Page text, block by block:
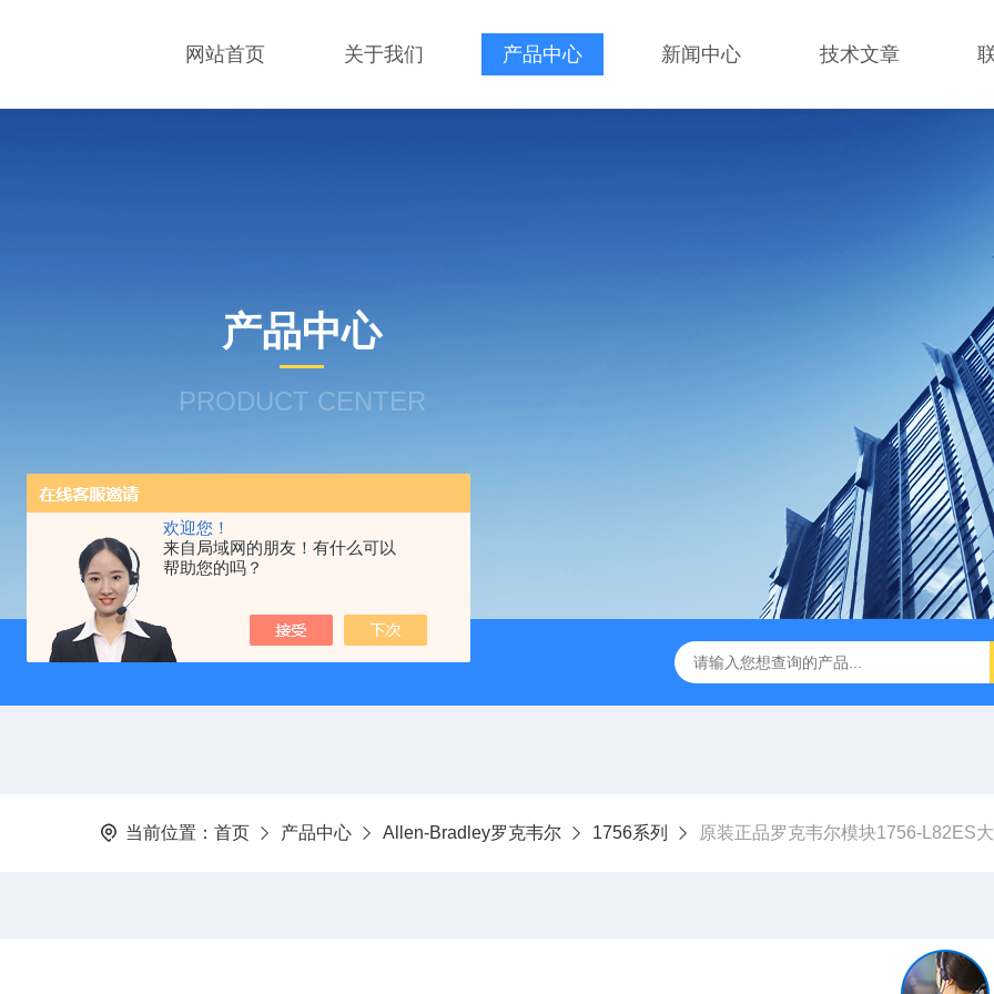
欢迎您！
来自局域网的朋友！有什么可以
帮助您的吗？
网站首页 关于我们 产品中心 新闻中心 技术文章
产品中心
PRODUCT CENTER
当前位置： 首页 产品中心 Allen-Bradley罗克韦尔 1756系列 原装正品罗克韦尔模块1756-L82ES